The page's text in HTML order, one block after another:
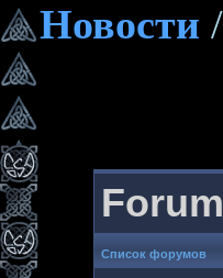
Новости /
Список форумов